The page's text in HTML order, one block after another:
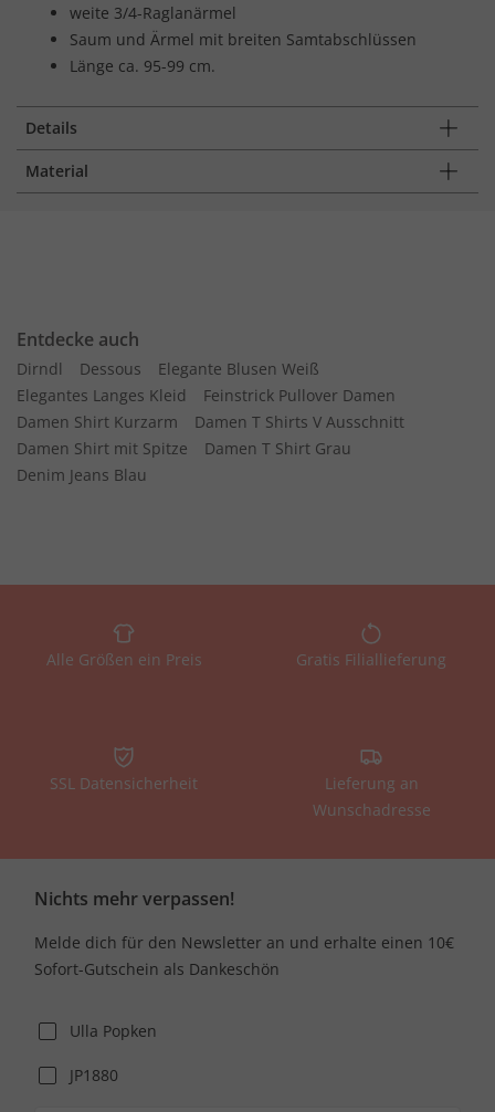
weite 3/4-Raglanärmel
Saum und Ärmel mit breiten Samtabschlüssen
Länge ca. 95-99 cm.
Details
Material
Entdecke auch
Dirndl Dessous
Elegante Blusen Weiß
Elegantes Langes Kleid
Feinstrick Pullover Damen
Damen Shirt Kurzarm
Damen T Shirts V Ausschnitt
Damen Shirt mit Spitze
Damen T Shirt Grau
Denim Jeans Blau
Alle Größen ein Preis Gratis Filiallieferung
SSL Datensicherheit
Lieferung an
Wunschadresse
Nichts mehr verpassen!
Melde dich für den Newsletter an und erhalte einen 10€
Sofort-Gutschein als Dankeschön
Ulla Popken
JP1880